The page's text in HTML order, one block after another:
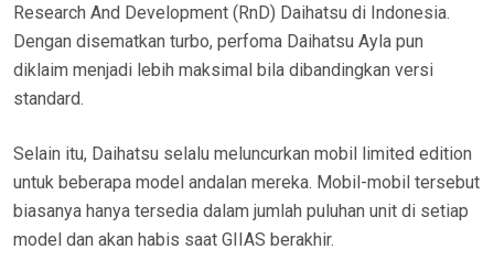
Research And Development (RnD) Daihatsu di Indonesia.
Dengan disematkan turbo, perfoma Daihatsu Ayla pun
diklaim menjadi lebih maksimal bila dibandingkan versi
standard.
Selain itu, Daihatsu selalu meluncurkan mobil limited edition
untuk beberapa model andalan mereka. Mobil-mobil tersebut
biasanya hanya tersedia dalam jumlah puluhan unit di setiap
model dan akan habis saat GIIAS berakhir.